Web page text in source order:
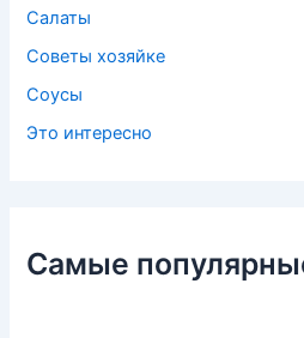
Салаты
Советы хозяйке
Соусы
Это интересно
Самые